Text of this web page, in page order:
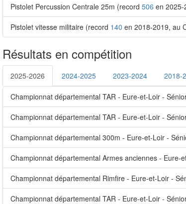
Pistolet Percussion Centrale 25m (record 506 en
Pistolet vitesse militaire (record 140 en 2018-2019, au
Résultats en compétition
2025-2026 2024-2025 2023-2024 2018-
Championnat départemental TAR - Eure-et-Loir -
Championnat départemental TAR - Eure-et-Loir -
Championnat départemental 300m - Eure-et-Loir -
Championnat départemental Armes anciennes - Eure-
Championnat départemental Rimfire - Eure-et-Loir -
Championnat départemental TAR - Eure-et-Loir -